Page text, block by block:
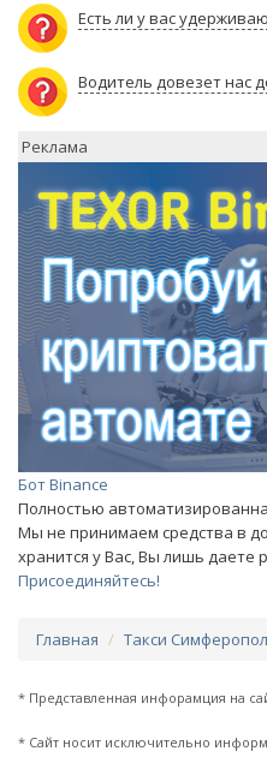
Есть ли у вас
Водитель довезет нас
Реклама
Бот Binance
Полностью
Мы не принимаем средства в
хранится у Вас, Вы лишь даете
Присоединяйтесь!
Главная Такси
* Представленная инфорамция на
* Сайт носит исключительно